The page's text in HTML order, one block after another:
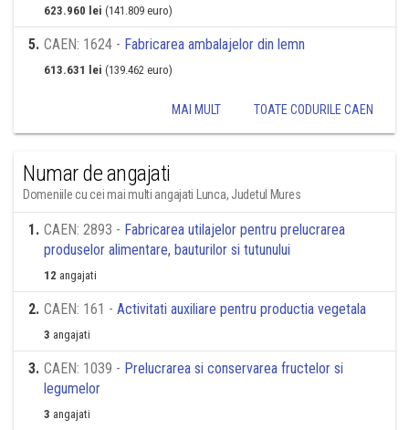
623.960 lei (141.809 euro)
5. CAEN: 1624 - Fabricarea ambalajelor din lemn
613.631 lei (139.462 euro)
MAI MULT TOATE CODURILE CAEN
Numar de angajati
Domeniile cu cei mai multi angajati Lunca, Judetul Mures
1. CAEN: 2893 - Fabricarea utilajelor pentru prelucrarea
produselor alimentare, bauturilor si tutunului
12 angajati
2. CAEN: 161 - Activitati auxiliare pentru productia vegetala
3 angajati
3. CAEN: 1039 - Prelucrarea si conservarea fructelor si
legumelor
3 angajati